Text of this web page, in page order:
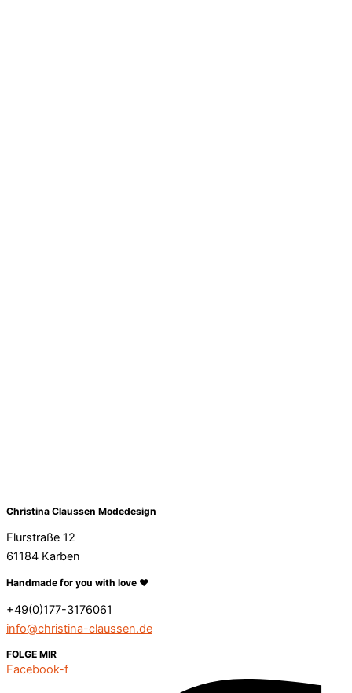
Christina Claussen Modedesign
Flurstraße 12
61184 Karben
Handmade for you with love ❤️
+49(0)177-3176061
info@christina-claussen.de
FOLGE MIR
Facebook-f